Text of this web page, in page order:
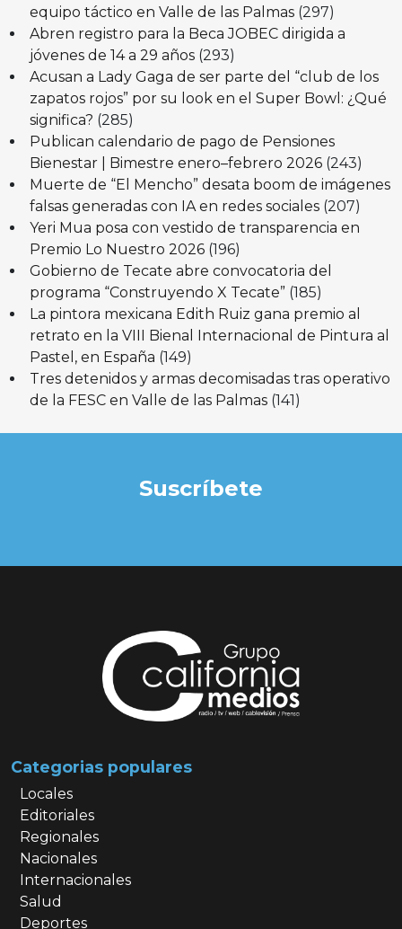
equipo táctico en Valle de las Palmas (297)
Abren registro para la Beca JOBEC dirigida a
jóvenes de 14 a 29 años (293)
Acusan a Lady Gaga de ser parte del “club de los
zapatos rojos” por su look en el Super Bowl: ¿Qué
significa? (285)
Publican calendario de pago de Pensiones
Bienestar | Bimestre enero–febrero 2026 (243)
Muerte de “El Mencho” desata boom de imágenes
falsas generadas con IA en redes sociales (207)
Yeri Mua posa con vestido de transparencia en
Premio Lo Nuestro 2026 (196)
Gobierno de Tecate abre convocatoria del
programa “Construyendo X Tecate” (185)
La pintora mexicana Edith Ruiz gana premio al
retrato en la VIII Bienal Internacional de Pintura al
Pastel, en España (149)
Tres detenidos y armas decomisadas tras operativo
de la FESC en Valle de las Palmas (141)
Suscríbete
Categorias populares
Locales
Editoriales
Regionales
Nacionales
Internacionales
Salud
Deportes